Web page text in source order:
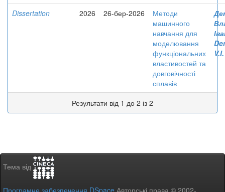
Dissertation
2026 26-бер-2026
Методи
машинного
навчання для
моделювання
функціональних
властивостей та
довговічності
сплавів
V.I.
Результати від 1 до 2 із 2
Тема від
Програмне забезпечення DSpace Авторські права © 2002-